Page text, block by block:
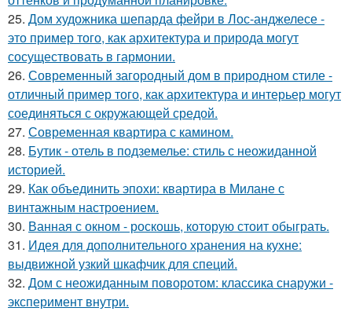
25. Дом художника шепарда фейри в Лос-анджелесе -
это пример того, как архитектура и природа могут
сосуществовать в гармонии.
26. Современный загородный дом в природном стиле -
отличный пример того, как архитектура и интерьер могут
соединяться с окружающей средой.
27. Современная квартира с камином.
28. Бутик - отель в подземелье: стиль с неожиданной
историей.
29. Как объединить эпохи: квартира в Милане с
винтажным настроением.
30. Ванная с окном - роскошь, которую стоит обыграть.
31. Идея для дополнительного хранения на кухне:
выдвижной узкий шкафчик для специй.
32. Дом с неожиданным поворотом: классика снаружи -
эксперимент внутри.